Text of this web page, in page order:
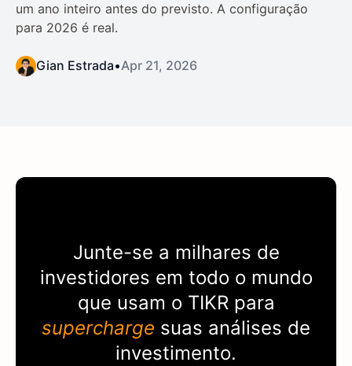
um ano inteiro antes do previsto. A configuração
para 2026 é real.
Gian Estrada•Apr 21, 2026
Junte-se a milhares de
investidores em todo o mundo
que usam o TIKRpara
supercharge suas análises de
investimento.